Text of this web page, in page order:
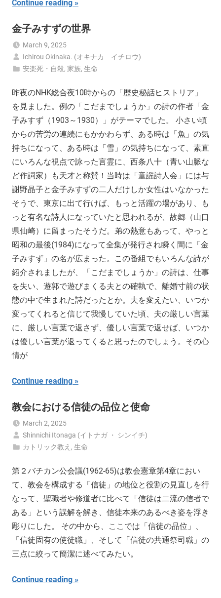
Continue reading
金子みすずの世界
March 9, 2025
Ichirou Okinaka. (オキナカ イチロウ)
安楽死・自殺,家族,生命
昨夜のNHK総合夜10時からの「歴史秘話ヒストリア」
を見ました。例の「こだまでしょうか」の詩の作者「金
子みすず（1903～1930）」がテーマでした。 小さい頃
からの苦労の連続にもかかわらず、ある時は「魚」の気
持ちになって、ある時は「雪」の気持ちになって、素直
にいろんな視点で詠った言霊に、西条八十（青い山脈な
ど作詞家）も天才と称賛！当時は「童謡詩人会」には与
謝野晶子と金子みすずの二人だけしか女性はいなかった
そうで、東京に出て行けば、もっと活躍の場があり、も
っと有名な詩人になっていたと思われるが、故郷（山口
県仙崎）に留まったそうだ。弟の熱意もあって、やっと
昭和の最後(1984)になって全集が発行され瞬く間に「金
子みすず」の名が広まった。この番組でもいろんな詩が
紹介されましたが、「こだまでしょうか」の詩は、仕事
を失い、遊郭で遊びまくる夫との確執で、離婚寸前の状
態の中で生まれた詩だったとか。夫を変えたい、いつか
変ってくれると信じて我慢していた頃、夫の厳しい言葉
に、厳しい言葉で返さず、優しい言葉で返せば、いつか
は優しい言葉が返ってくると思ったのでしょう。その心
情が
Continue reading
教会における信徒の品位と使命
March 2, 2025
Shinnichi Itonaga (イトナガ ・ シンイチ)
カトリック教え ,生命
第２バチカン公会議(1962-65)は教会憲章第4章におい
て、教会を構成する「信徒」の地位と役割の見直しを行
なって、聖職者や修道者に比べて「信徒は二流の信者で
ある」という誤解を解き、信徒本来のあるべき姿を浮き
彫りにした。 その中から、ここでは「信徒の品位」、
「信徒固有の使徒職」、そして「信徒の共通祭司職」の
三点に絞って簡潔に述べてみたい。
Continue reading